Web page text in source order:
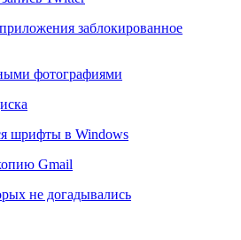
заблокированное
фотографиями
шрифты в Windows
Gmail
не догадывались